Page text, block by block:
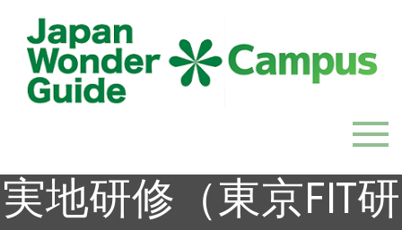
JapanWonderGuide Campus
「日本のガイドの質を世界一に」を目指すガイドコミ
実地研修（東京FIT研